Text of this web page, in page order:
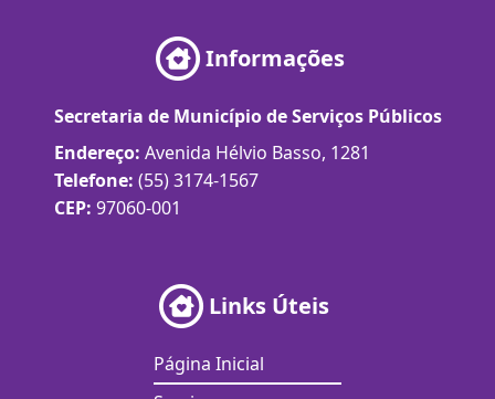
Informações
Secretaria de Município de Serviços Públicos
Endereço: Avenida Hélvio Basso, 1281
Telefone: (55) 3174-1567
CEP: 97060-001
Links Úteis
Página Inicial